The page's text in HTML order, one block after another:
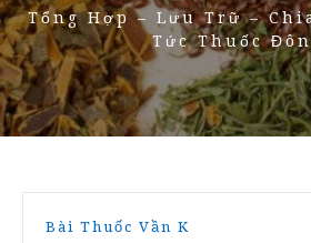
Tổng Hợp – Lưu Trữ –
Tức Thuốc
Bài Thuốc Vần K